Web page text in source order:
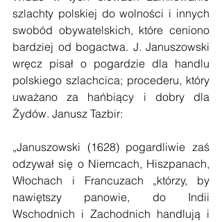
szlachty polskiej do wolności i innych
swobód obywatelskich, które ceniono
bardziej od bogactwa. J. Januszowski
wręcz pisał o pogardzie dla handlu
polskiego szlachcica; procederu, który
uważano za hańbiący i dobry dla
Żydów. Janusz Tazbir:
„Januszowski (1628) pogardliwie zaś
odzywał się o Niemcach, Hiszpanach,
Włochach i Francuzach „którzy, by
nawiętszy panowie, do Indii
Wschodnich i Zachodnich handlują i